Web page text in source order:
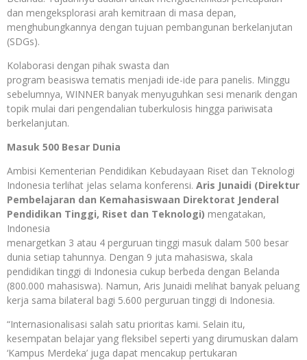
dan mengeksplorasi arah kemitraan di masa depan,
menghubungkannya dengan tujuan pembangunan berkelanjutan
(SDGs).
Kolaborasi dengan pihak swasta dan
program beasiswa tematis menjadi ide-ide para panelis. Minggu
sebelumnya, WINNER banyak menyuguhkan sesi menarik dengan
topik mulai dari pengendalian tuberkulosis hingga pariwisata
berkelanjutan.
Masuk 500 Besar Dunia
Ambisi Kementerian Pendidikan Kebudayaan Riset dan Teknologi
Indonesia terlihat jelas selama konferensi. Aris Junaidi (Direktur
Pembelajaran dan Kemahasiswaan Direktorat Jenderal
Pendidikan Tinggi, Riset dan Teknologi) mengatakan,
Indonesia
menargetkan 3 atau 4 perguruan tinggi masuk dalam 500 besar
dunia setiap tahunnya. Dengan 9 juta mahasiswa, skala
pendidikan tinggi di Indonesia cukup berbeda dengan Belanda
(800.000 mahasiswa). Namun, Aris Junaidi melihat banyak peluang
kerja sama bilateral bagi 5.600 perguruan tinggi di Indonesia.
“Internasionalisasi salah satu prioritas kami. Selain itu,
kesempatan belajar yang fleksibel seperti yang dirumuskan dalam
‘Kampus Merdeka’ juga dapat mencakup pertukaran